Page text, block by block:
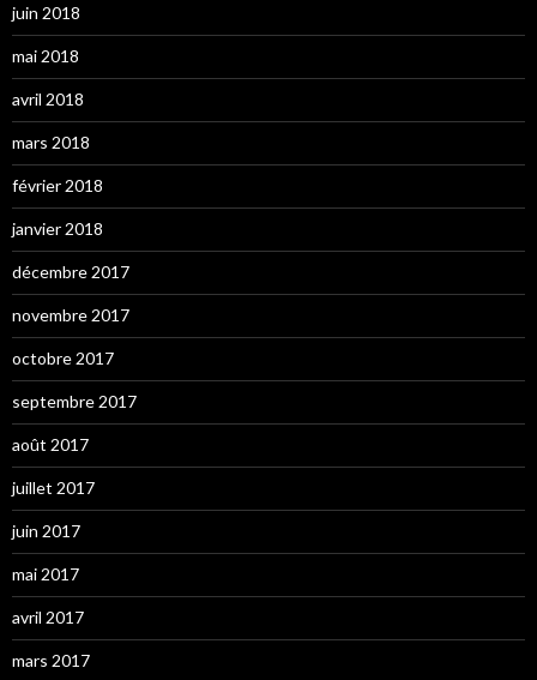
juin 2018
mai 2018
avril 2018
mars 2018
février 2018
janvier 2018
décembre 2017
novembre 2017
octobre 2017
septembre 2017
août 2017
juillet 2017
juin 2017
mai 2017
avril 2017
mars 2017